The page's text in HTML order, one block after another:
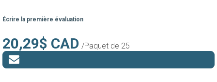
Écrire la première évaluation
20,29$ CAD /Paquet de 25